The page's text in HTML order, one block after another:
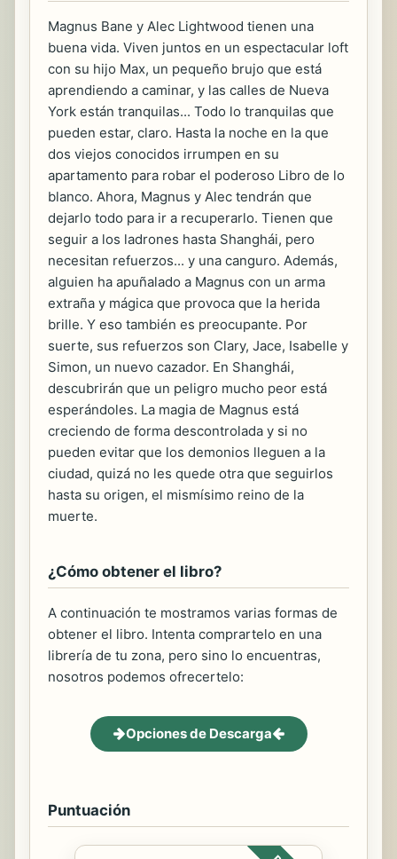
Magnus Bane y Alec Lightwood tienen una
buena vida. Viven juntos en un espectacular loft
con su hijo Max, un pequeño brujo que está
aprendiendo a caminar, y las calles de Nueva
York están tranquilas... Todo lo tranquilas que
pueden estar, claro. Hasta la noche en la que
dos viejos conocidos irrumpen en su
apartamento para robar el poderoso Libro de lo
blanco. Ahora, Magnus y Alec tendrán que
dejarlo todo para ir a recuperarlo. Tienen que
seguir a los ladrones hasta Shanghái, pero
necesitan refuerzos... y una canguro. Además,
alguien ha apuñalado a Magnus con un arma
extraña y mágica que provoca que la herida
brille. Y eso también es preocupante. Por
suerte, sus refuerzos son Clary, Jace, Isabelle y
Simon, un nuevo cazador. En Shanghái,
descubrirán que un peligro mucho peor está
esperándoles. La magia de Magnus está
creciendo de forma descontrolada y si no
pueden evitar que los demonios lleguen a la
ciudad, quizá no les quede otra que seguirlos
hasta su origen, el mismísimo reino de la
muerte.
¿Cómo obtener el libro?
A continuación te mostramos varias formas de
obtener el libro. Intenta comprartelo en una
librería de tu zona, pero sino lo encuentras,
nosotros podemos ofrecertelo:
Opciones de Descarga
Puntuación